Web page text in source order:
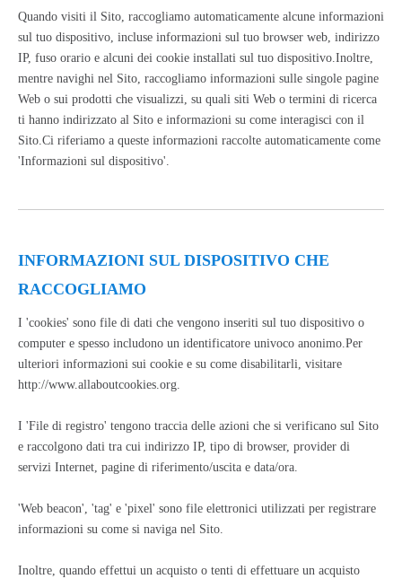
Quando visiti il ​​Sito, raccogliamo automaticamente alcune informazioni
sul tuo dispositivo, incluse informazioni sul tuo browser web, indirizzo
IP, fuso orario e alcuni dei cookie installati sul tuo dispositivo.Inoltre,
mentre navighi nel Sito, raccogliamo informazioni sulle singole pagine
Web o sui prodotti che visualizzi, su quali siti Web o termini di ricerca
ti hanno indirizzato al Sito e informazioni su come interagisci con il
Sito.Ci riferiamo a queste informazioni raccolte automaticamente come
'Informazioni sul dispositivo'.
INFORMAZIONI SUL DISPOSITIVO CHE
RACCOGLIAMO
I 'cookies' sono file di dati che vengono inseriti sul tuo dispositivo o
computer e spesso includono un identificatore univoco anonimo.Per
ulteriori informazioni sui cookie e su come disabilitarli, visitare
http://www.allaboutcookies.org.
I 'File di registro' tengono traccia delle azioni che si verificano sul Sito
e raccolgono dati tra cui indirizzo IP, tipo di browser, provider di
servizi Internet, pagine di riferimento/uscita e data/ora.
'Web beacon', 'tag' e 'pixel' sono file elettronici utilizzati per registrare
informazioni su come si naviga nel Sito.
Inoltre, quando effettui un acquisto o tenti di effettuare un acquisto